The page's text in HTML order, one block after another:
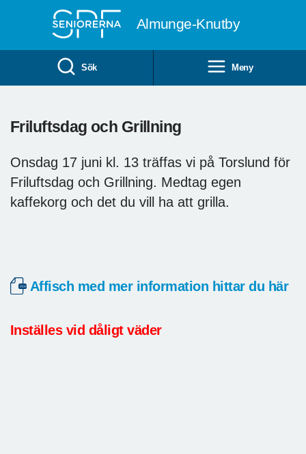
Almunge-Knutby
Sök Meny
Friluftsdag och Grillning
Onsdag 17 juni kl. 13 träffas vi på Torslund för
Friluftsdag och Grillning. Medtag egen
kaffekorg och det du vill ha att grilla.
Affisch med mer information hittar du här
Inställes vid dåligt väder